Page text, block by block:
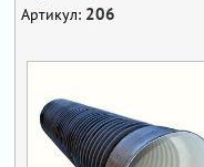
Артикул: 206